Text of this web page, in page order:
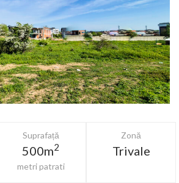
Suprafață
500m2
metri patrati
Zonă
Trivale